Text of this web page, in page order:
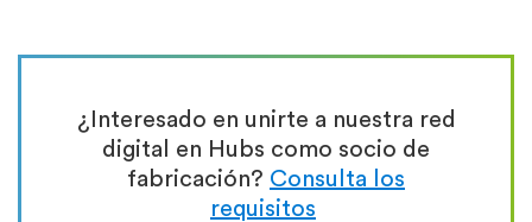
¿Interesado en unirte a nuestra red
digital en Hubs como socio de
fabricación? Consulta los
requisitos